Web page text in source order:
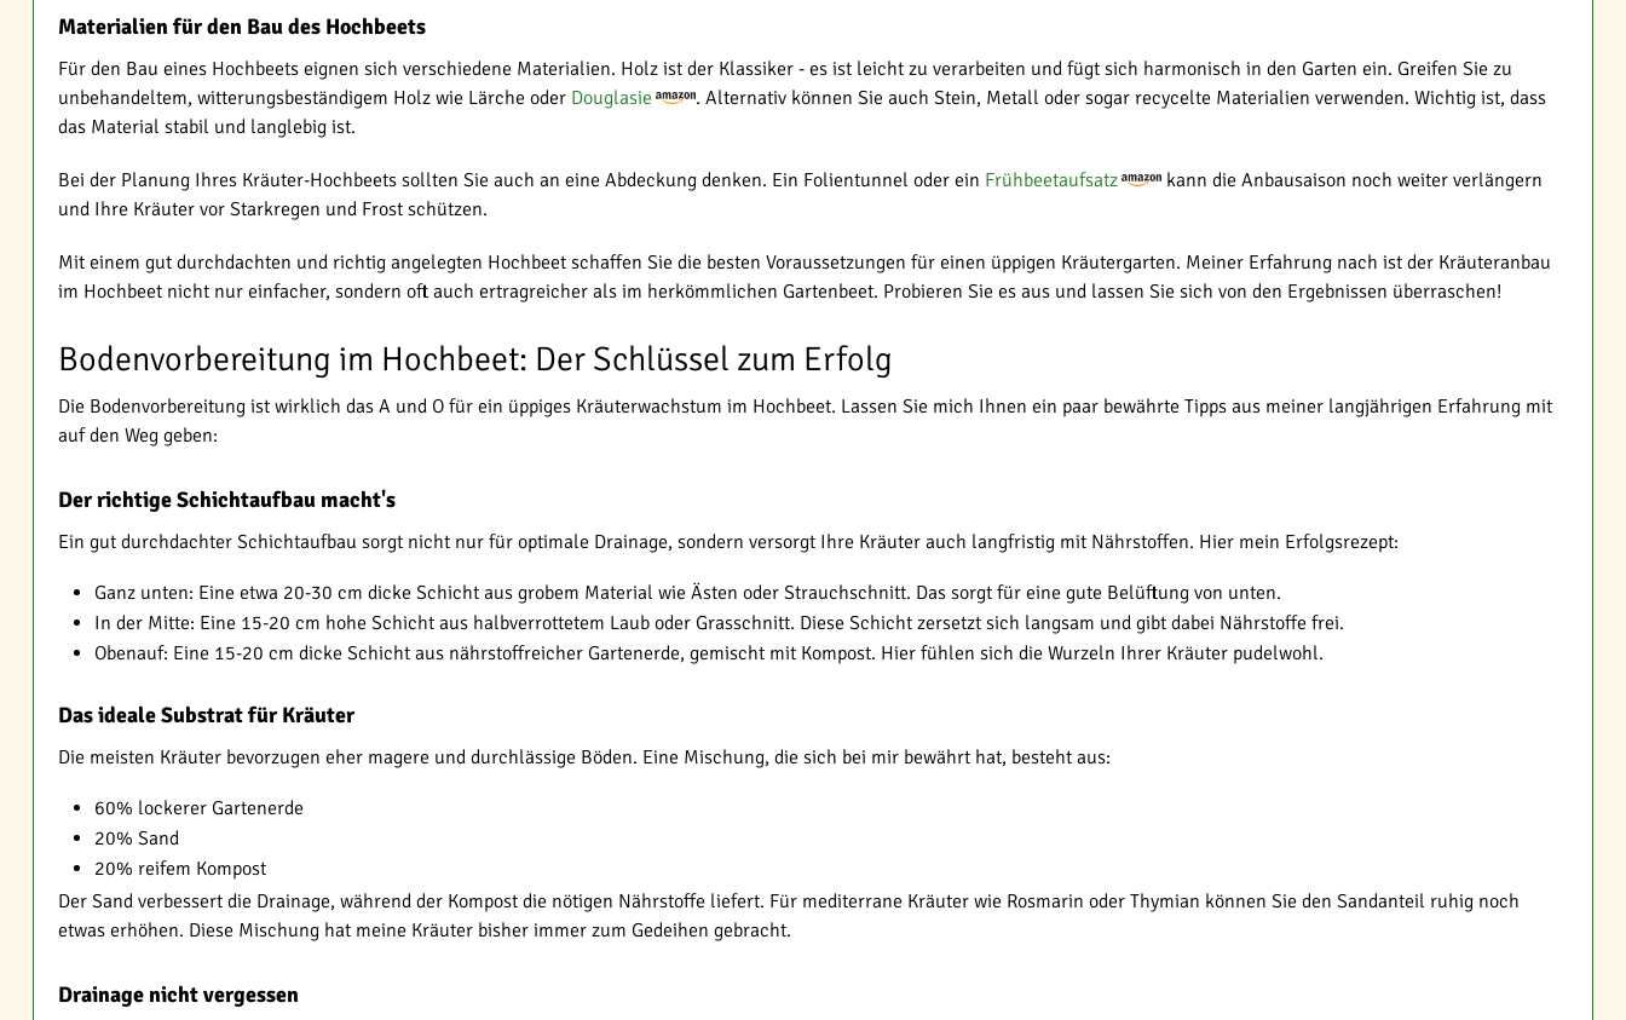
Materialien für den Bau des Hochbeets
Für den Bau eines Hochbeets eignen sich verschiedene Materialien. Holz ist der Klassiker - es ist leicht zu verarbeiten und fügt sich harmonisch in den Garten ein. Greifen Sie zu
unbehandeltem, witterungsbeständigem Holz wie Lärche oder Douglasie
. Alternativ können Sie auch Stein, Metall oder sogar recycelte Materialien verwenden. Wichtig ist, dass
das Material stabil und langlebig ist.
Bei der Planung Ihres Kräuter-Hochbeets sollten Sie auch an eine Abdeckung denken. Ein Folientunnel oder ein Frühbeetaufsatz
kann die Anbausaison noch weiter verlängern
und Ihre Kräuter vor Starkregen und Frost schützen.
Mit einem gut durchdachten und richtig angelegten Hochbeet schaffen Sie die besten Voraussetzungen für einen üppigen Kräutergarten. Meiner Erfahrung nach ist der Kräuteranbau
im Hochbeet nicht nur einfacher, sondern oft auch ertragreicher als im herkömmlichen Gartenbeet. Probieren Sie es aus und lassen Sie sich von den Ergebnissen überraschen!
Bodenvorbereitung im Hochbeet: Der Schlüssel zum Erfolg
Die Bodenvorbereitung ist wirklich das A und O für ein üppiges Kräuterwachstum im Hochbeet. Lassen Sie mich Ihnen ein paar bewährte Tipps aus meiner langjährigen Erfahrung mit
auf den Weg geben:
Der richtige Schichtaufbau macht's
Ein gut durchdachter Schichtaufbau sorgt nicht nur für optimale Drainage, sondern versorgt Ihre Kräuter auch langfristig mit Nährstoffen. Hier mein Erfolgsrezept:
Ganz unten: Eine etwa 20-30 cm dicke Schicht aus grobem Material wie Ästen oder Strauchschnitt. Das sorgt für eine gute Belüftung von unten.
In der Mitte: Eine 15-20 cm hohe Schicht aus halbverrottetem Laub oder Grasschnitt. Diese Schicht zersetzt sich langsam und gibt dabei Nährstoffe frei.
Obenauf: Eine 15-20 cm dicke Schicht aus nährstoffreicher Gartenerde, gemischt mit Kompost. Hier fühlen sich die Wurzeln Ihrer Kräuter pudelwohl.
Das ideale Substrat für Kräuter
Die meisten Kräuter bevorzugen eher magere und durchlässige Böden. Eine Mischung, die sich bei mir bewährt hat, besteht aus:
60% lockerer Gartenerde
20% Sand
20% reifem Kompost
Der Sand verbessert die Drainage, während der Kompost die nötigen Nährstoffe liefert. Für mediterrane Kräuter wie Rosmarin oder Thymian können Sie den Sandanteil ruhig noch
etwas erhöhen. Diese Mischung hat meine Kräuter bisher immer zum Gedeihen gebracht.
Drainage nicht vergessen